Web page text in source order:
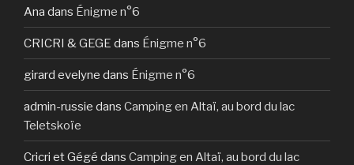
Ana dans Énigme n°6
CRICRI & GEGE dans Énigme n°6
girard evelyne dans Énigme n°6
admin-russie dans Camping en Altaï, au bord du lac
Teletskoïe
Cricri et Gégé dans Camping en Altaï, au bord du lac